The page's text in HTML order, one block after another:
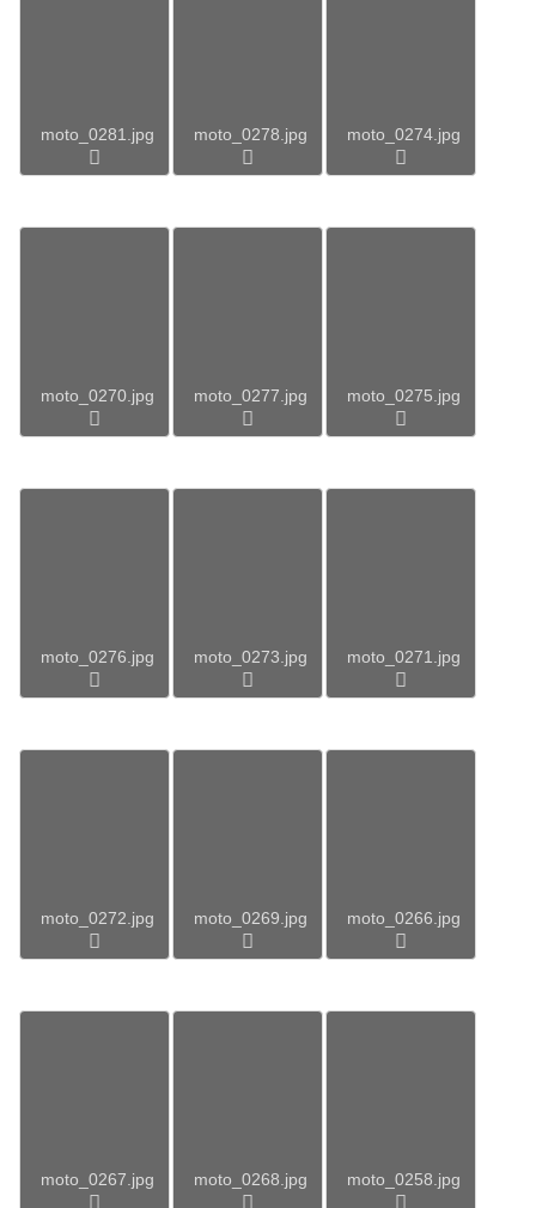
moto_0281.jpg moto_0278.jpg moto_0274.jpg
moto_0270.jpg moto_0277.jpg moto_0275.jpg
moto_0276.jpg moto_0273.jpg moto_0271.jpg
moto_0272.jpg moto_0269.jpg moto_0266.jpg
moto_0267.jpg moto_0268.jpg moto_0258.jpg